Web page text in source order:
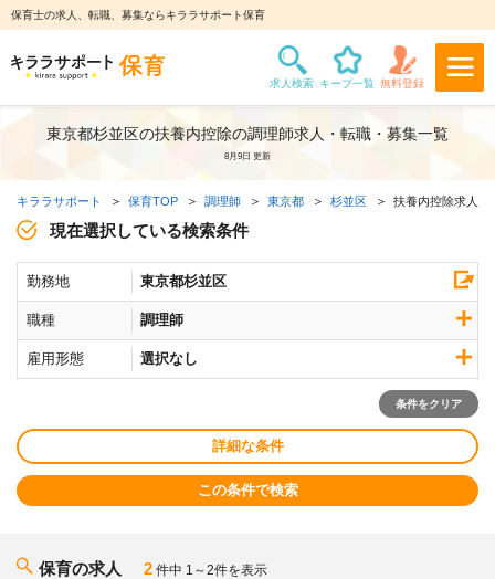
保育士の求人、転職、募集ならキララサポート保育
東京都杉並区の扶養内控除の調理師求人・転職・募集一覧
8月9日 更新
キララサポート 保育TOP 調理師 東京都 杉並区 扶養内控除求人
現在選択している検索条件
勤務地 東京都杉並区
職種 調理師
雇用形態 選択なし
条件をクリア
詳細な条件
この条件で検索
保育の求人 2 件中 1～2件を表示